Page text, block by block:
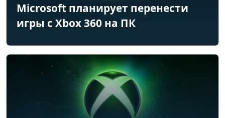
Microsoft планирует перенести
игры с Xbox 360 на ПК